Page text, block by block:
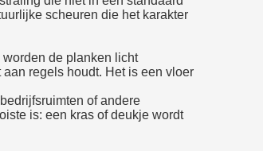
scheuren die het karakter
de planken licht
regels houdt. Het is een vloer
of andere
is: een kras of deukje wordt